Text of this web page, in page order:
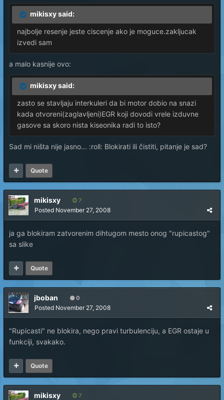
mikisxy said:
najbolje resenje jeste ciscenje ako je moguce.zakljucak
izvedi sam
a malo kasnije ovo:
mikisxy said:
zasto se stavljaju interkuleri da bi motor dobio na snazi
kada otvoreni(zaglavljeni)EGR koji dovodi vrele izduvne
gasove sa skoro nista kiseonika radi to isto?
Sad mi ništa nije jasno... :roll: Blokirati ili čistiti, pitanje je sad?
Quote
mikisxy 7
Posted November 27, 2008
ja ga blokiram zatvorenim dihtugom mesto onog "rupicastog"
sa slike
Quote
jboban 0
Posted November 27, 2008
"Rupicasti" ne blokira, nego pravi turbulenciju, a EGR ostaje u
funkciji, svakako.
Quote
mikisxy 7